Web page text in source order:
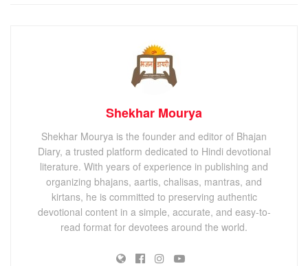
Shekhar Mourya
Shekhar Mourya is the founder and editor of Bhajan
Diary, a trusted platform dedicated to Hindi devotional
literature. With years of experience in publishing and
organizing bhajans, aartis, chalisas, mantras, and
kirtans, he is committed to preserving authentic
devotional content in a simple, accurate, and easy-to-
read format for devotees around the world.